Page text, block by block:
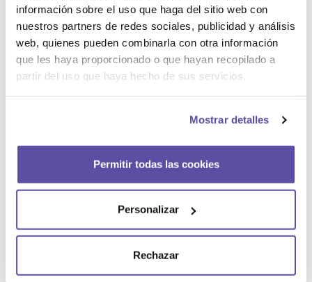
información sobre el uso que haga del sitio web con
nuestros partners de redes sociales, publicidad y análisis
web, quienes pueden combinarla con otra información
que les haya proporcionado o que hayan recopilado a
partir del uso que haya hecho de sus servicios.
Mostrar detalles
Permitir todas las cookies
Personalizar
Rechazar
nuevo plazo acordado.
En este escenario, es recomendable incluir
en el contrato los motivos y razones por los
que se ha acordado llevar a cabo una
Reclamar el incumplimiento del
En el hipotético caso que no se llegue a un
establecida, la parte afectada podrá
reclamar. Una reclamación que deberá de
llevar a cabo siguiendo estos pasos.
Notificar a la otra parte por escrito
que debe de acudir a la notaría para